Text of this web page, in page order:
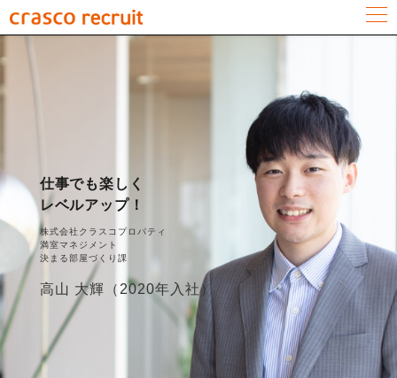
仕事でも楽しく
レベルアップ！
株式会社クラスコプロパティ
満室マネジメント
決まる部屋づくり課
高山 大輝（2020年入社）